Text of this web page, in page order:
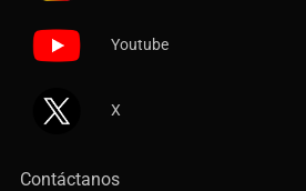
Youtube
X
Contáctanos